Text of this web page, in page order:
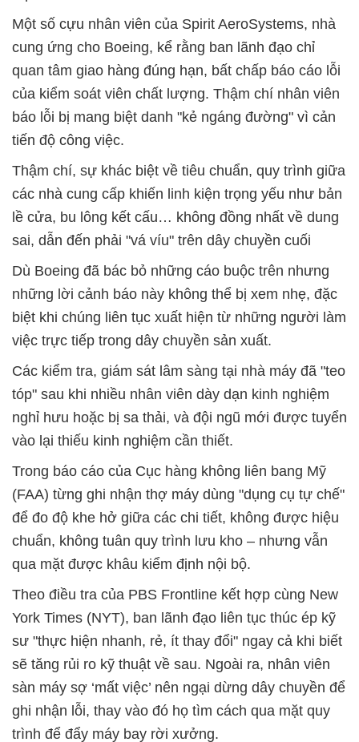
Một số cựu nhân viên của Spirit AeroSystems, nhà
cung ứng cho Boeing, kể rằng ban lãnh đạo chỉ
quan tâm giao hàng đúng hạn, bất chấp báo cáo lỗi
của kiểm soát viên chất lượng. Thậm chí nhân viên
báo lỗi bị mang biệt danh "kẻ ngáng đường" vì cản
tiến độ công việc.
Thậm chí, sự khác biệt về tiêu chuẩn, quy trình giữa
các nhà cung cấp khiến linh kiện trọng yếu như bản
lề cửa, bu lông kết cấu… không đồng nhất về dung
sai, dẫn đến phải "vá víu" trên dây chuyền cuối
Dù Boeing đã bác bỏ những cáo buộc trên nhưng
những lời cảnh báo này không thể bị xem nhẹ, đặc
biệt khi chúng liên tục xuất hiện từ những người làm
việc trực tiếp trong dây chuyền sản xuất.
Các kiểm tra, giám sát lâm sàng tại nhà máy đã "teo
tóp" sau khi nhiều nhân viên dày dạn kinh nghiệm
nghỉ hưu hoặc bị sa thải, và đội ngũ mới được tuyển
vào lại thiếu kinh nghiệm cần thiết.
Trong báo cáo của Cục hàng không liên bang Mỹ
(FAA) từng ghi nhận thợ máy dùng "dụng cụ tự chế"
để đo độ khe hở giữa các chi tiết, không được hiệu
chuẩn, không tuân quy trình lưu kho – nhưng vẫn
qua mặt được khâu kiểm định nội bộ.
Theo điều tra của PBS Frontline kết hợp cùng New
York Times (NYT), ban lãnh đạo liên tục thúc ép kỹ
sư "thực hiện nhanh, rẻ, ít thay đổi" ngay cả khi biết
sẽ tăng rủi ro kỹ thuật về sau. Ngoài ra, nhân viên
sàn máy sợ ‘mất việc’ nên ngại dừng dây chuyền để
ghi nhận lỗi, thay vào đó họ tìm cách qua mặt quy
trình để đẩy máy bay rời xưởng.